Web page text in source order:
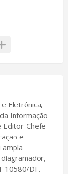
Eletrônica,
Informação
Editor-Chefe
e
ampla
10580/DF.